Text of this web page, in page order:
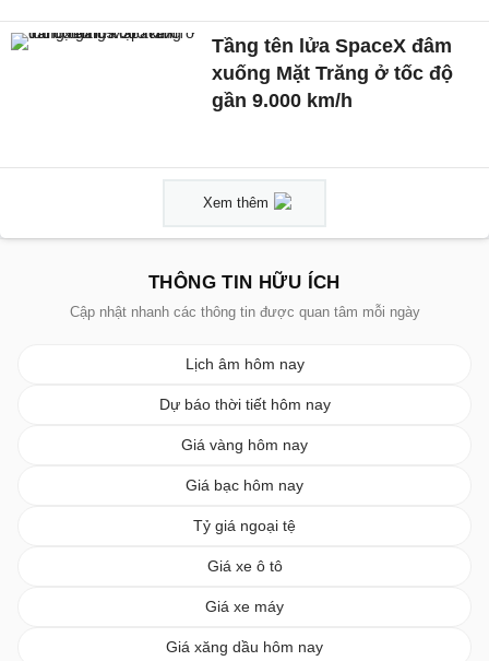
Tầng tên lửa SpaceX đâm
xuống Mặt Trăng ở tốc độ
gần 9.000 km/h
Xem thêm
THÔNG TIN HỮU ÍCH
Cập nhật nhanh các thông tin được quan tâm mỗi ngày
Lịch âm hôm nay
Dự báo thời tiết hôm nay
Giá vàng hôm nay
Giá bạc hôm nay
Tỷ giá ngoại tệ
Giá xe ô tô
Giá xe máy
Giá xăng dầu hôm nay